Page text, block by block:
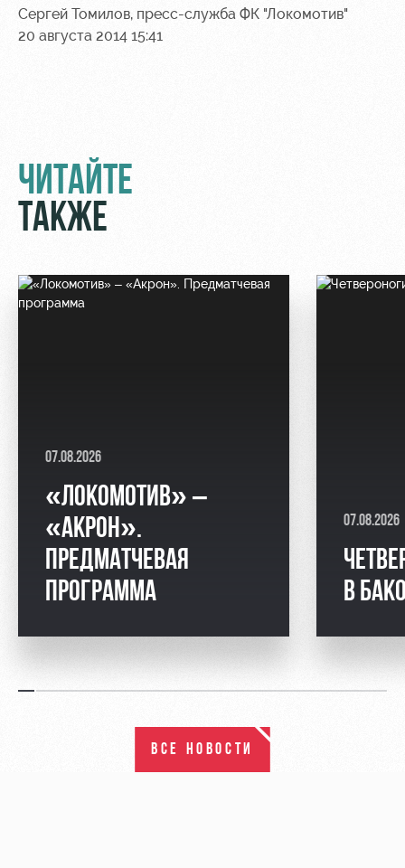
Сергей Томилов, пресс-служба ФК "Локомотив"
20 августа 2014 15:41
ЧИТАЙТЕ
ТАКЖЕ
07.08.2026
«ЛОКОМОТИВ» –
«АКРОН».
ПРЕДМАТЧЕВАЯ
ПРОГРАММА
07.08.2026
В
ВСЕ НОВОСТИ